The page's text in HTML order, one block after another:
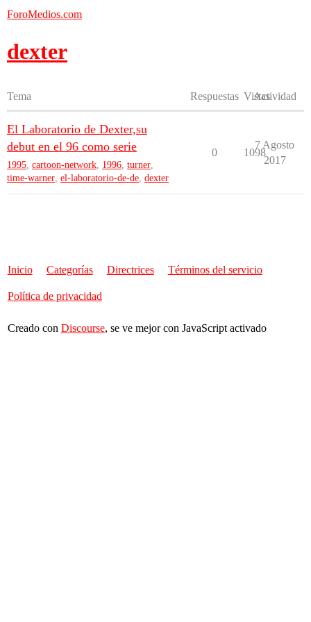
ForoMedios.com
dexter
Tema Respuestas Vistas
Actividad
El Laboratorio de Dexter,su
debut en el 96 como serie
1995, cartoon-network, 1996, turner,
time-warner, el-laboratorio-de-de, dexter
0 1098
7 Agosto
2017
Inicio Categorías Directrices Términos del servicio
Política de privacidad
Creado con Discourse, se ve mejor con JavaScript activado